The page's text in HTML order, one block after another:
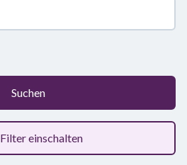
Suchen
Filter einschalten